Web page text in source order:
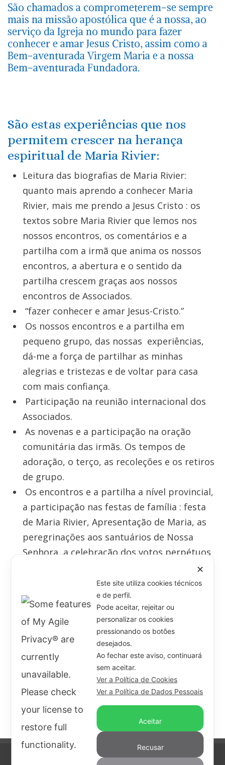
São chamados a comprometerem-se sempre
mais na missão apostólica que é a nossa, ao
serviço da Igreja no mundo para fazer
conhecer e amar Jesus Cristo, assim como a
Bem-aventurada Virgem Maria e a nossa
Bem-aventurada Fundadora.
São estas experiências que nos
permitem crescer na herança
espiritual de Maria Rivier:
Leitura das biografias de Maria Rivier:
quanto mais aprendo a conhecer Maria
Rivier, mais me prendo a Jesus Cristo : os
textos sobre Maria Rivier que lemos nos
nossos encontros, os comentários e a
partilha com a irmã que anima os nossos
encontros, a abertura e o sentido da
partilha crescem graças aos nossos
encontros de Associados.
“fazer conhecer e amar Jesus-Cristo.”
Os nossos encontros e a partilha em
pequeno grupo, das nossas experiências,
dá-me a força de partilhar as minhas
alegrias e tristezas e de voltar para casa
com mais confiança.
Participação na reunião internacional dos
Associados.
As novenas e a participação na oração
comunitária das irmãs. Os tempos de
adoração, o terço, as recoleções e os retiros
de grupo.
Os encontros e a partilha a nível provincial,
a participação nas festas de família : festa
de Maria Rivier, Apresentação de Maria, as
peregrinações aos santuários de Nossa
Senhora, a celebração dos votos perpétuos
Como Maria Rivier: ser um
evangelho aberto, onde todos
possam ler Jesus Cristo!
- Beata Maria Rivier -
Soeurs de la Présentation de Marie, Castel
✕
Este site utiliza cookies técnicos
e de perfil.
Pode aceitar, rejeitar ou
personalizar os cookies
pressionando os botões
desejados.
Ao fechar este aviso, continuará
sem aceitar.
Ver a Política de Cookies
Ver a Política de Dados Pessoais
Aceitar
Recusar